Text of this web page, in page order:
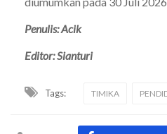
Penulis: Acik
Editor: Sianturi
Tags: TIMIKA